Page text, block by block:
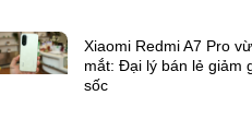
Xiaomi Redmi A7 Pro
mắt: Đại lý bán lẻ giảm
sốc